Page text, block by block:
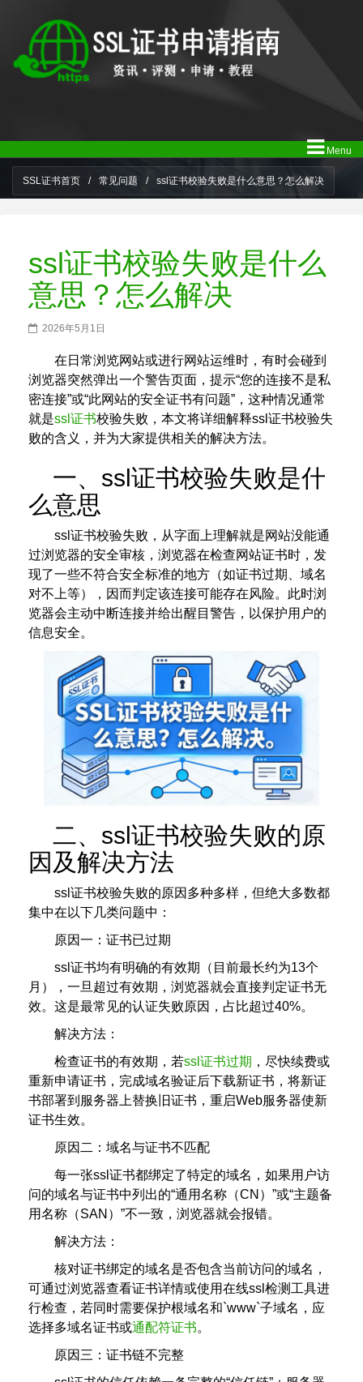
Menu
SSL证书首页 / 常见问题 / ssl证书校验失败是什么意思？怎么解决
ssl证书校验失败是什么
意思？怎么解决
2026年5月1日
在日常浏览网站或进行网站运维时，有时会碰到
浏览器突然弹出一个警告页面，提示“您的连接不是私
密连接”或“此网站的安全证书有问题”，这种情况通常
就是ssl证书校验失败，本文将详细解释ssl证书校验失
败的含义，并为大家提供相关的解决方法。
一、ssl证书校验失败是什
么意思
ssl证书校验失败，从字面上理解就是网站没能通
过浏览器的安全审核，浏览器在检查网站证书时，发
现了一些不符合安全标准的地方（如证书过期、域名
对不上等），因而判定该连接可能存在风险。此时浏
览器会主动中断连接并给出醒目警告，以保护用户的
信息安全。
二、ssl证书校验失败的原
因及解决方法
ssl证书校验失败的原因多种多样，但绝大多数都
集中在以下几类问题中：
原因一：证书已过期
ssl证书均有明确的有效期（目前最长约为13个
月），一旦超过有效期，浏览器就会直接判定证书无
效。这是最常见的认证失败原因，占比超过40%。
解决方法：
检查证书的有效期，若ssl证书过期 ，尽快续费或
重新申请证书，完成域名验证后下载新证书，将新证
书部署到服务器上替换旧证书，重启Web服务器使新
证书生效。
原因二：域名与证书不匹配
每一张ssl证书都绑定了特定的域名，如果用户访
问的域名与证书中列出的“通用名称（CN）”或“主题备
用名称（SAN）”不一致，浏览器就会报错。
解决方法：
核对证书绑定的域名是否包含当前访问的域名，
可通过浏览器查看证书详情或使用在线ssl检测工具进
行检查，若同时需要保护根域名和`www`子域名，应
选择多域名证书或通配符证书。
原因三：证书链不完整